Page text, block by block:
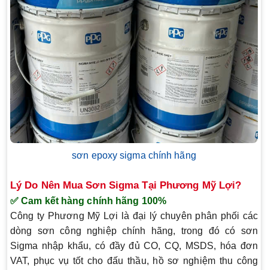
sơn epoxy sigma chính hãng
Lý Do Nên Mua Sơn Sigma Tại Phương Mỹ Lợi?
✅ Cam kết hàng chính hãng 100%
Công ty Phương Mỹ Lợi là đại lý chuyên phân phối các
dòng sơn công nghiệp chính hãng, trong đó có sơn
Sigma nhập khẩu, có đầy đủCO, CQ, MSDS, hóa đơn
VAT, phục vụ tốt cho đấu thầu, hồ sơ nghiệm thu công